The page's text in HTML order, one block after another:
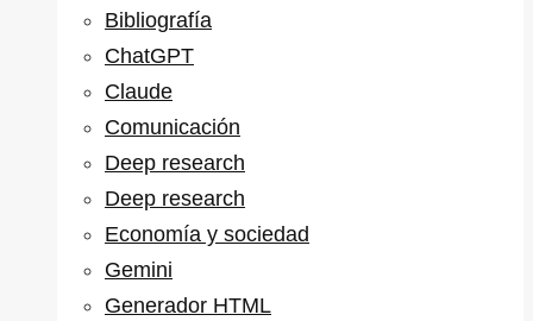
Bibliografía
ChatGPT
Claude
Comunicación
Deep research
Deep research
Economía y sociedad
Gemini
Generador HTML